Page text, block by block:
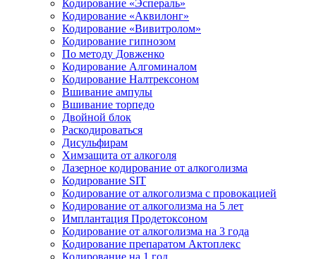
Кодирование «Эспераль»
Кодирование «Аквилонг»
Кодирование «Вивитролом»
Кодирование гипнозом
По методу Довженко
Кодирование Алгоминалом
Кодирование Налтрексоном
Вшивание ампулы
Вшивание торпедо
Двойной блок
Раскодироваться
Дисульфирам
Химзащита от алкоголя
Лазерное кодирование от алкоголизма
Кодирование SIT
Кодирование от алкоголизма с провокацией
Кодирование от алкоголизма на 5 лет
Имплантация Продетоксоном
Кодирование от алкоголизма на 3 года
Кодирование препаратом Актоплекс
Кодирование на 1 год